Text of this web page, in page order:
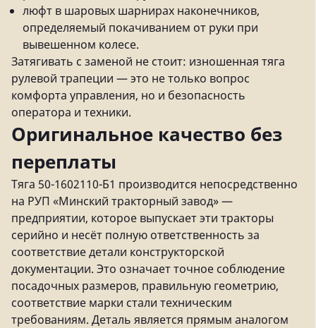
люфт в шаровых шарнирах наконечников,
определяемый покачиванием от руки при
вывешенном колесе.
Затягивать с заменой не стоит: изношенная тяга
рулевой трапеции — это не только вопрос
комфорта управления, но и безопасность
оператора и техники.
Оригинальное качество без
переплаты
Тяга 50-1602110-Б1 производится непосредственно
на РУП «Минский тракторный завод» —
предприятии, которое выпускает эти тракторы
серийно и несёт полную ответственность за
соответствие детали конструкторской
документации. Это означает точное соблюдение
посадочных размеров, правильную геометрию,
соответствие марки стали техническим
требованиям. Деталь является прямым аналогом